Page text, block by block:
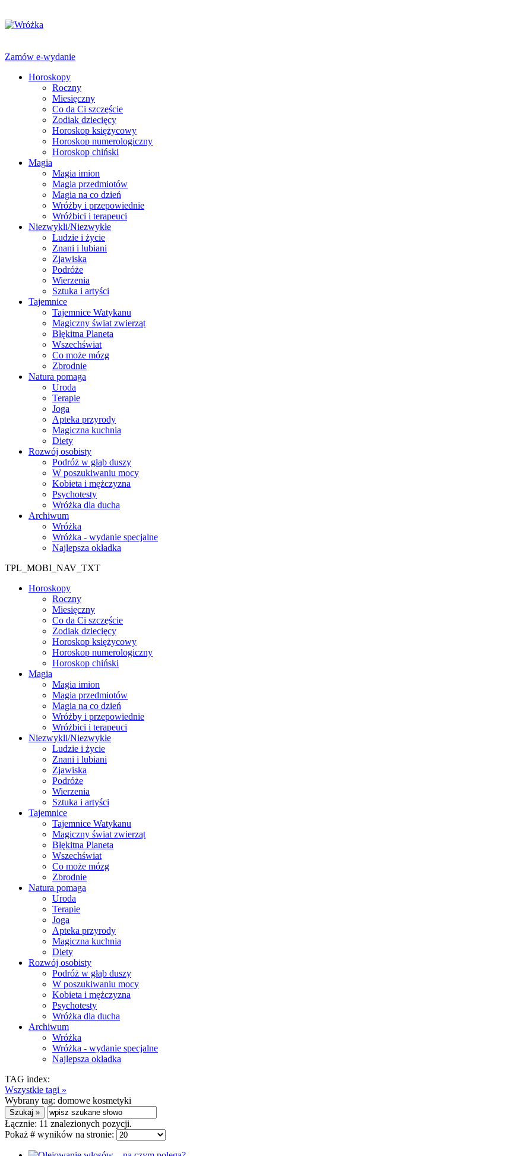
Zamów e-wydanie
Horoskopy
Roczny
Miesięczny
Co da Ci szczęście
Zodiak dziecięcy
Horoskop księżycowy
Horoskop numerologiczny
Horoskop chiński
Magia
Magia imion
Magia przedmiotów
Magia na co dzień
Wróżby i przepowiednie
Wróżbici i terapeuci
Niezwykli/Niezwykłe
Ludzie i życie
Znani i lubiani
Zjawiska
Podróże
Wierzenia
Sztuka i artyści
Tajemnice
Tajemnice Watykanu
Magiczny świat zwierząt
Błękitna Planeta
Wszechświat
Co może mózg
Zbrodnie
Natura pomaga
Uroda
Terapie
Joga
Apteka przyrody
Magiczna kuchnia
Diety
Rozwój osobisty
Podróż w głąb duszy
W poszukiwaniu mocy
Kobieta i mężczyzna
Psychotesty
Wróżka dla ducha
Archiwum
Wróżka
Wróżka - wydanie specjalne
Najlepsza okładka
TPL_MOBI_NAV_TXT
Horoskopy
Roczny
Miesięczny
Co da Ci szczęście
Zodiak dziecięcy
Horoskop księżycowy
Horoskop numerologiczny
Horoskop chiński
Magia
Magia imion
Magia przedmiotów
Magia na co dzień
Wróżby i przepowiednie
Wróżbici i terapeuci
Niezwykli/Niezwykłe
Ludzie i życie
Znani i lubiani
Zjawiska
Podróże
Wierzenia
Sztuka i artyści
Tajemnice
Tajemnice Watykanu
Magiczny świat zwierząt
Błękitna Planeta
Wszechświat
Co może mózg
Zbrodnie
Natura pomaga
Uroda
Terapie
Joga
Apteka przyrody
Magiczna kuchnia
Diety
Rozwój osobisty
Podróż w głąb duszy
W poszukiwaniu mocy
Kobieta i mężczyzna
Psychotesty
Wróżka dla ducha
Archiwum
Wróżka
Wróżka - wydanie specjalne
Najlepsza okładka
TAG index:
Wszystkie tagi »
Wybrany tag: domowe kosmetyki
Łącznie: 11 znalezionych pozycji.
Pokaż # wyników na stronie: